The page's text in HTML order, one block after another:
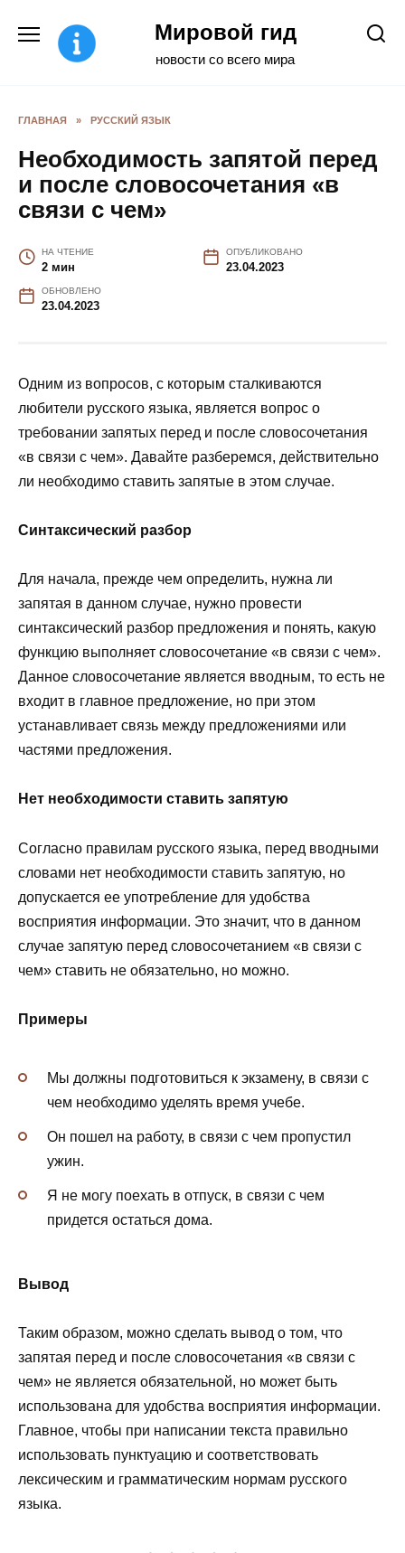
содержанию
Мировой гид
новости со всего мира
ГЛАВНАЯ » РУССКИЙ ЯЗЫК
Необходимость запятой перед
и после словосочетания «в
связи с чем»
НА ЧТЕНИЕ
2 мин
ОПУБЛИКОВАНО
23.04.2023
ОБНОВЛЕНО
23.04.2023
Одним из вопросов, с которым сталкиваются
любители русского языка, является вопрос о
требовании запятых перед и после словосочетания
«в связи с чем». Давайте разберемся, действительно
ли необходимо ставить запятые в этом случае.
Синтаксический разбор
Для начала, прежде чем определить, нужна ли
запятая в данном случае, нужно провести
синтаксический разбор предложения и понять, какую
функцию выполняет словосочетание «в связи с чем».
Данное словосочетание является вводным, то есть не
входит в главное предложение, но при этом
устанавливает связь между предложениями или
частями предложения.
Нет необходимости ставить запятую
Согласно правилам русского языка, перед вводными
словами нет необходимости ставить запятую, но
допускается ее употребление для удобства
восприятия информации. Это значит, что в данном
случае запятую перед словосочетанием «в связи с
чем» ставить не обязательно, но можно.
Примеры
Мы должны подготовиться к экзамену, в связи с
чем необходимо уделять время учебе.
Он пошел на работу, в связи с чем пропустил
ужин.
Я не могу поехать в отпуск, в связи с чем
придется остаться дома.
Вывод
Таким образом, можно сделать вывод о том, что
запятая перед и после словосочетания «в связи с
чем» не является обязательной, но может быть
использована для удобства восприятия информации.
Главное, чтобы при написании текста правильно
использовать пунктуацию и соответствовать
лексическим и грамматическим нормам русского
языка.